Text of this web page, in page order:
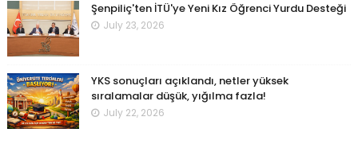
Şenpiliç'ten İTÜ'ye Yeni Kız Öğrenci Yurdu Desteği
July 23, 2026
YKS sonuçları açıklandı, netler yüksek
sıralamalar düşük, yığılma fazla!
July 22, 2026